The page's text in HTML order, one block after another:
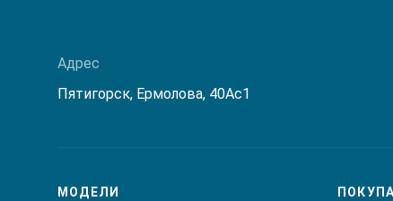
Адрес
Пятигорск, Ермолова, 40Ас1
МОДЕЛИ